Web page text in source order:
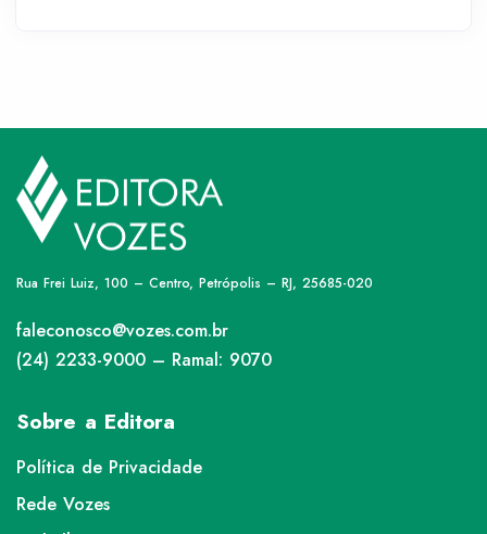
Rua Frei Luiz, 100 – Centro, Petrópolis – RJ, 25685-020
faleconosco@vozes.com.br
(24) 2233-9000 – Ramal: 9070
Sobre a Editora
Política de Privacidade
Rede Vozes